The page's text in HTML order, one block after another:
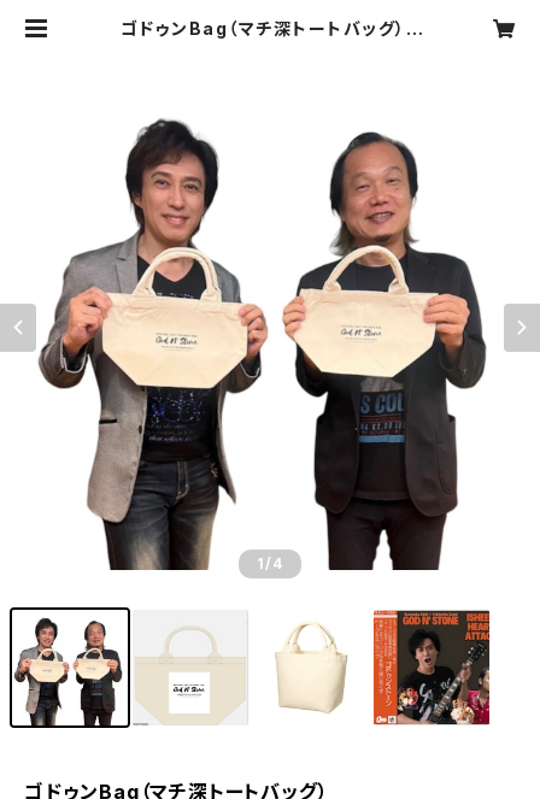
ゴドゥンBag（マチ深トートバッグ） |
1 /4
ゴドゥンBag（マチ深トートバッグ）